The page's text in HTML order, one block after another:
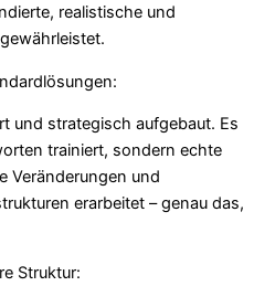
realistische und
und strategisch aufgebaut. Es
trainiert, sondern echte
Veränderungen und
erarbeitet – genau das,
Struktur: